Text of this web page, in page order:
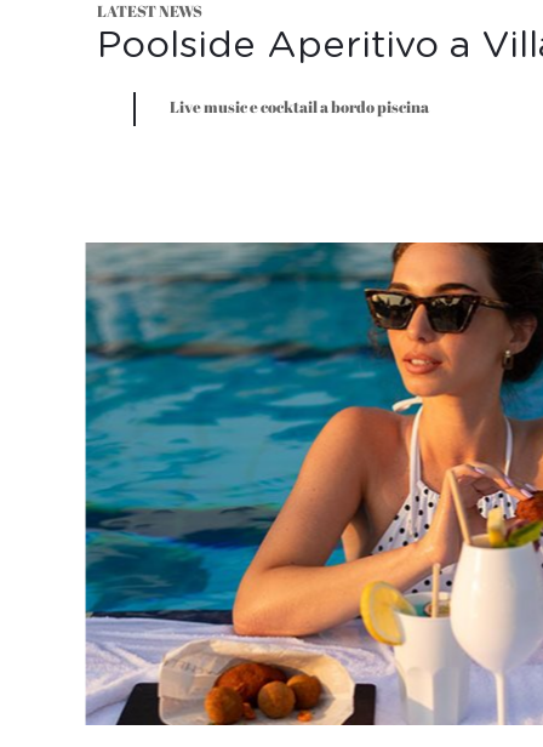
LATEST NEWS
Poolside Aperitivo a
Live music e cocktail a bordo piscina